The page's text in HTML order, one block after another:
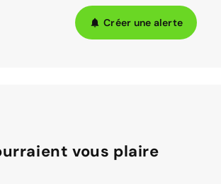
Créer une alerte
vous plaire